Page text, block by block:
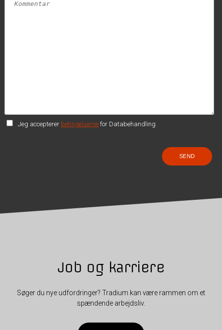
Jeg accepterer betingelsernefor Databehandling
Job og karriere
Søger du nye udfordringer? Tradium kan være rammen om et
spændende arbejdsliv.